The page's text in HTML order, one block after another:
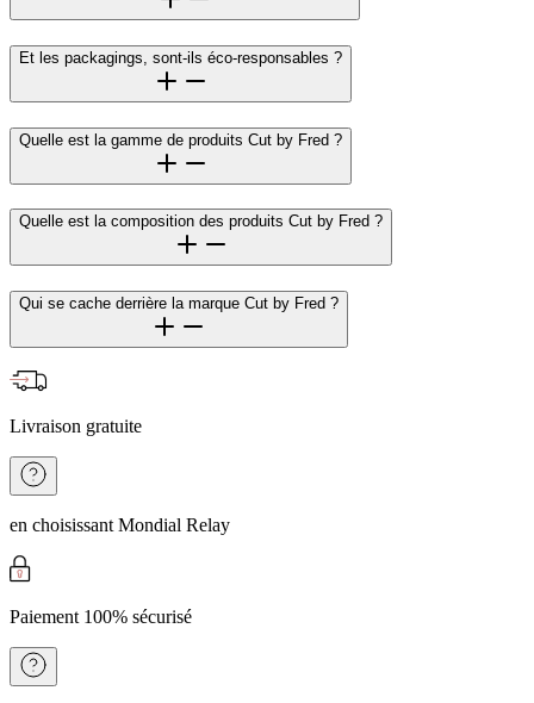
Et les packagings, sont-ils éco-responsables ?
Quelle est la gamme de produits Cut by Fred ?
Quelle est la composition des produits Cut by Fred ?
Qui se cache derrière la marque Cut by Fred ?
Livraison gratuite
en choisissant Mondial Relay
Paiement 100% sécurisé